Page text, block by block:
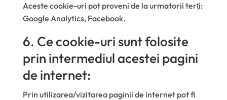
Aceste cookie-uri pot proveni de la urmatorii terți:
Google Analytics, Facebook.
6. Ce cookie-uri sunt folosite
prin intermediul acestei pagini
de internet:
Prin utilizarea/vizitarea paginii de internet pot fi